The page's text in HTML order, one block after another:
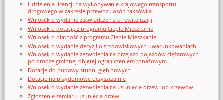
Udzielenia licencji na wykonywanie krajowego transportu
drogowego w zakresie przewozu osób taksówką
Wniosek o wydanie zaświadczenia o rewitalizacji
Wniosek o dotację z programu Ciepłe Mieszkanie
Wniosek o płatność z programu Ciepłe Mieszkanie
Wniosek o wydanie decyzji o środowiskowych uwarunkowaniach
Wniosek o wydanie zezwolenia na przejazd pojazdów ciężarowych
po drodze gminnej objętej ograniczeniem tonażowym
Dotacje do budowy studni głębinowych
Dotacje na przydomowe oczyszczalnie
Wniosek o wydanie zezwolenia na usunięcie drzew lub krzewów
Zgłoszenie zamiaru usunięcia drzew